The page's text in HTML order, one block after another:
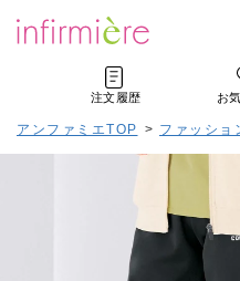
注文履歴 お
アンファミエTOP > ファッショ